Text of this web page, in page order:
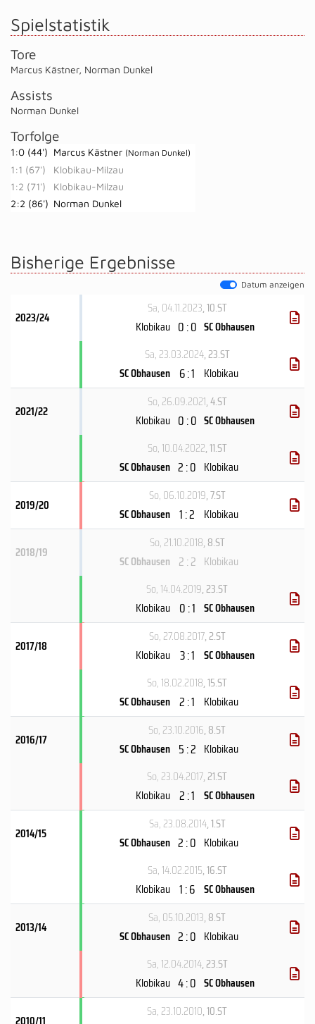
Spielstatistik
Tore
Marcus Kästner, Norman Dunkel
Assists
Norman Dunkel
Torfolge
1:0 (44') Marcus Kästner (Norman Dunkel)
1:1 (67')
Klobikau-Milzau
1:2 (71')
Klobikau-Milzau
2:2 (86') Norman Dunkel
Bisherige Ergebnisse
Datum anzeigen
2023/24
Sa, 04.11.2023, 10.ST
Klobikau 0 : 0 SC Obhausen
Sa, 23.03.2024, 23.ST
SC Obhausen 6 : 1 Klobikau
2021/22
So, 26.09.2021, 4.ST
Klobikau 0 : 0 SC Obhausen
So, 10.04.2022, 11.ST
SC Obhausen 2 : 0 Klobikau
2019/20
So, 06.10.2019, 7.ST
SC Obhausen 1 : 2 Klobikau
2018/19
So, 21.10.2018, 8.ST
SC Obhausen 2 : 2 Klobikau
So, 14.04.2019, 23.ST
Klobikau 0 : 1 SC Obhausen
2017/18
So, 27.08.2017, 2.ST
Klobikau 3 : 1 SC Obhausen
So, 18.02.2018, 15.ST
SC Obhausen 2 : 1 Klobikau
2016/17
So, 23.10.2016, 8.ST
SC Obhausen 5 : 2 Klobikau
So, 23.04.2017, 21.ST
Klobikau 2 : 1 SC Obhausen
2014/15
Sa, 23.08.2014, 1.ST
SC Obhausen 2 : 0 Klobikau
Sa, 14.02.2015, 16.ST
Klobikau 1 : 6 SC Obhausen
2013/14
Sa, 05.10.2013, 8.ST
SC Obhausen 2 : 0 Klobikau
Sa, 12.04.2014, 23.ST
Klobikau 4 : 0 SC Obhausen
Sa, 23.10.2010, 10.ST